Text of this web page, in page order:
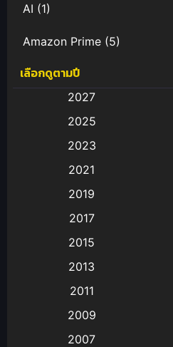
AI (1)
Amazon Prime (5)
Anal (ประตูหลัง)
Animation การ์ตูน
Animation อนิเมะ
Animation แอนิเมชัน
(9)
Big tits (นมใหญ่)
เลือกดูตามปี
2027
2025
2023
2021
2019
2017
2015
2013
2011
2009
2007